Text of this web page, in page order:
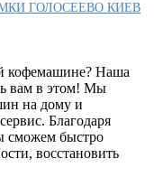
ГОЛОСЕЕВО КИЕВ
кофемашине? Наша
вам в этом! Мы
на дому и
Благодаря
сможем быстро
восстановить